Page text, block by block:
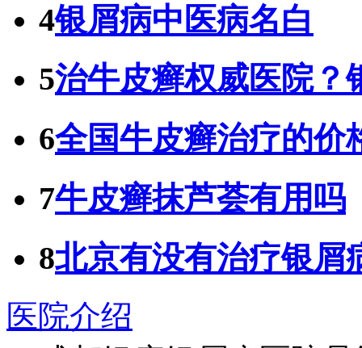
4银屑病中医病名白
5治牛皮癣权威医院？
6全国牛皮癣治疗的价
7牛皮癣抹芦荟有用吗
8北京有没有治疗银屑
医院介绍